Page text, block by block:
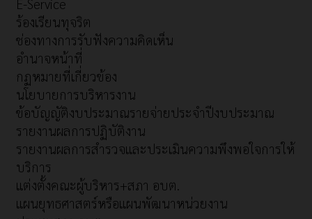
ร้องเรียนทุจริต
ช่องทางการรับฟังความคิดเห็น
อำนาจหน้าที่
กฏหมายที่เกี่ยวข้อง
นโยบายการบริหารงาน
ข้อบัญญัติงบประมาณรายจ่ายประจำปีงบประมาณ
รายงานผลการปฏิบัติงาน
รายงานผลการสำรวจและประเมินความพึงพอใจการให้
บริการ
แต่งตั้งคณะผู้บริหาร+สภา อบต.
แผนยุทธศาสตร์หรือแผนพัฒนาหน่วยงาน